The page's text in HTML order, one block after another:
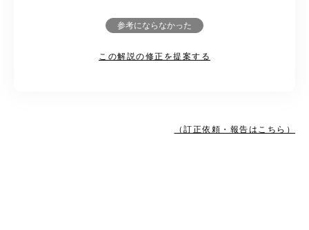
参考にならなかった
この解説の修正を提案する
（訂正依頼・報告はこちら）